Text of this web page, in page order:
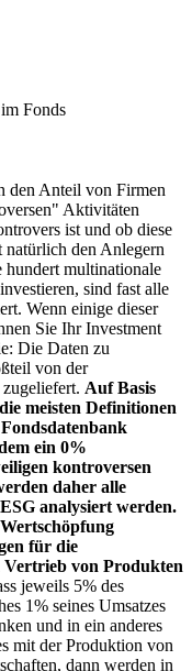
Fonds
den Anteil von Firmen
Aktivitäten
ist und ob diese
natürlich den Anlegern
hundert multinationale
sind fast alle
Wenn einige dieser
Sie Ihr Investment
Die Daten zu
von der
Auf Basis
meisten Definitionen
ein 0%
kontroversen
daher alle
analysiert werden.
für die
von Produkten
jeweils 5% des
1% seines Umsatzes
und in ein anderes
mit der Produktion von
dann werden in